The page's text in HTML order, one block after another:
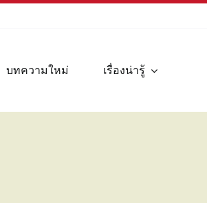
บทความใหม่ เรื่องน่ารู้